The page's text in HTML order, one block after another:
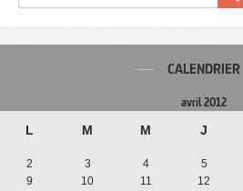
CALENDRIER
avril 2012
L M M J
2
3 4 5
9
10 11 12